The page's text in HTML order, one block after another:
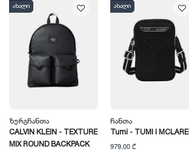
ახალი
Ზურგჩანთა
CALVIN KLEIN - TEXTURE
MIX ROUND BACKPACK
ახალი
Ჩანთა
Tumi - TUMI I
979,00 ₾